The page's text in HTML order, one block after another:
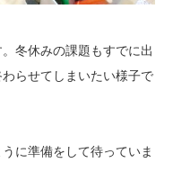
冬休みの課題もすでに出
らせてしまいたい様子で
に準備をして待っていま